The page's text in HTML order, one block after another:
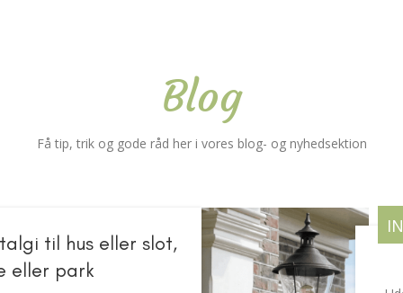
Blog
Få tip, trik og gode råd her i vores blog- og nyhedsektion
til hus eller slot,
eller park